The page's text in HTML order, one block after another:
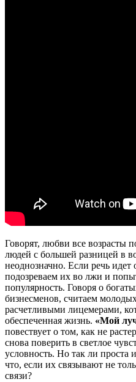
Говорят, любви все возрасты
людей с большей разницей в
неоднозначно. Если речь идет
подозреваем их во лжи и
популярность. Говоря о
бизнесменов, считаем
расчетливыми лицемерами,
обеспеченная жизнь. «Мой
повествует о том, как не
снова поверить в светлое
условность. Но так ли проста
что, если их связывают не
связи?